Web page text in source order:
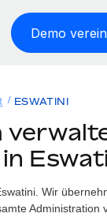
Demo
Payroll
ESWATINI
Wir
Administration